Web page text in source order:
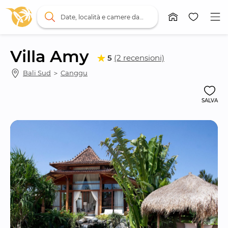
Villa Amy 5 (2 recensioni)
Bali Sud ＞ Canggu
SALVA